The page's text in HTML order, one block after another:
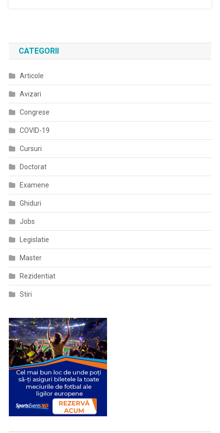
CATEGORII
Articole
Avizari
Congrese
COVID-19
Cursuri
Doctorat
Examene
Ghiduri
Jobs
Legislatie
Master
Rezidentiat
Stiri